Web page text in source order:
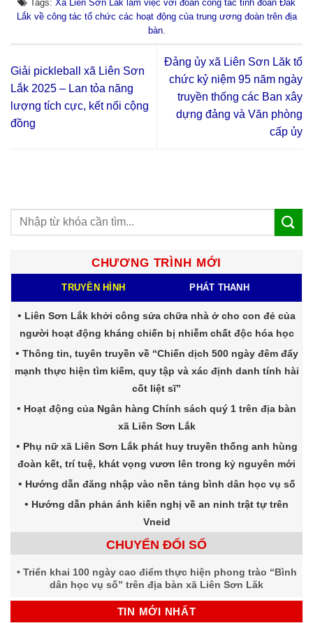
Tags: Xã Liên Sơn Lắk làm việc với đoàn công tác tỉnh đoàn Đắk
Lắk về công tác tổ chức các hoạt động của trung ương đoàn trên địa
bàn.
Giải pickleball xã Liên Sơn
Lắk 2025 – Lan tỏa năng
lượng tích cực, kết nối cộng
đồng
Đảng ủy xã Liên Sơn Lăk tổ
chức kỷ niệm 95 năm ngày
truyền thống các Ban xây
dựng đảng và Văn phòng
cấp ủy
CHƯƠNG TRÌNH MỚI
TRUYỀN HÌNH PHÁT THANH
Liên Sơn Lắk khởi công sửa chữa nhà ở cho con đẻ của
người hoạt động kháng chiến bị nhiễm chất độc hóa học
Thông tin, tuyên truyền về “Chiến dịch 500 ngày đêm đẩy
mạnh thực hiện tìm kiếm, quy tập và xác định danh tính hài
cốt liệt sĩ”
Hoạt động của Ngân hàng Chính sách quý 1 trên địa bàn
xã Liên Sơn Lắk
Phụ nữ xã Liên Sơn Lắk phát huy truyền thống anh hùng
đoàn kết, trí tuệ, khát vọng vươn lên trong kỷ nguyên mới
Hướng dẫn đăng nhập vào nền tảng bình dân học vụ số
Hướng dẫn phản ánh kiến nghị về an ninh trật tự trên
Vneid
CHUYỂN ĐỔI SỐ
Triển khai 100 ngày cao điểm thực hiện phong trào “Bình
dân học vụ số” trên địa bàn xã Liên Sơn Lăk
TIN MỚI NHẤT